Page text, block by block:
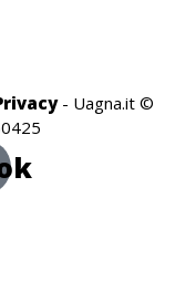
- Uagna.it ©